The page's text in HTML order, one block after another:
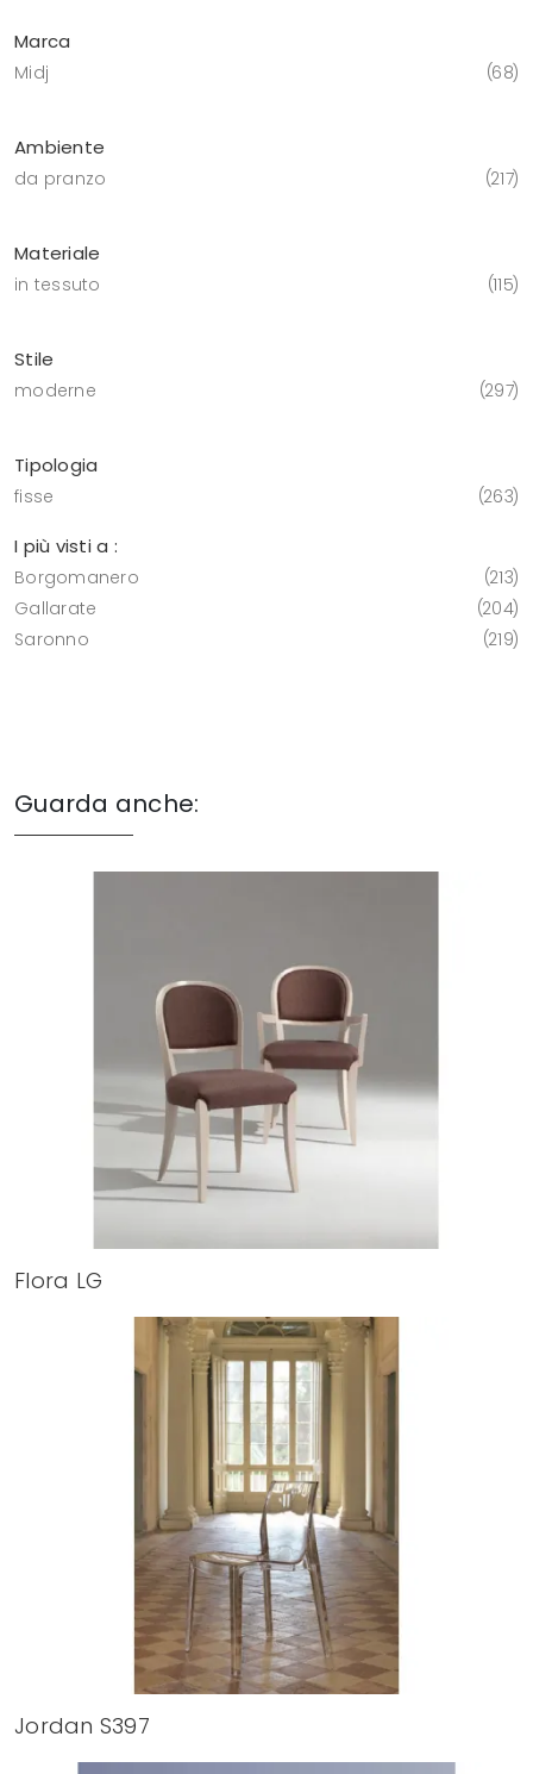
Marca
Midj 68
Ambiente
da pranzo 217
Materiale
in tessuto 115
Stile
moderne 297
Tipologia
fisse 263
I più visti a :
Borgomanero
213
Gallarate
204
Saronno
219
Guarda anche:
Flora LG
Jordan S397